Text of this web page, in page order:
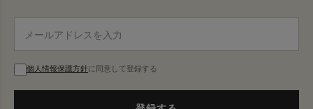
個人情報保護方針に同意して登録する